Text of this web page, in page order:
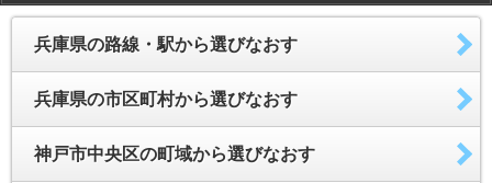
兵庫県の路線・駅から選びなおす
兵庫県の市区町村から選びなおす
神戸市中央区の町域から選びなおす